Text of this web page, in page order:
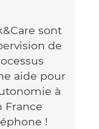
sont
de
aide pour
à
France
!